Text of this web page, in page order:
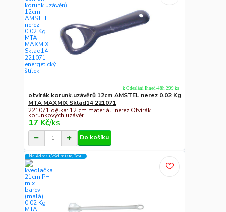
otvírák korunk.uzávěrů 12cm AMSTEL nerez 0.02 Kg
MTA MAXMIX Sklad14 221071
221071 délka: 12 cm materiál: nerez Otvírák
korunkových uzávěr...
17 Kč/ks
k Odeslání Ihned-48h 299 ks
Do košíku
Na Adresu,Výd.místo,Boxu